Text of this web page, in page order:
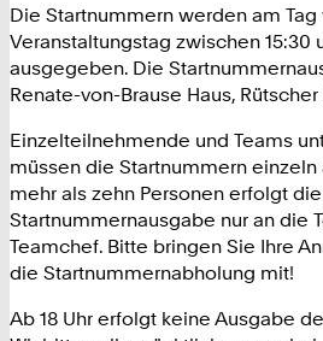
Die Startnummern werden am
Veranstaltungstag zwischen 15:30
ausgegeben. Die
Renate-von-Brause Haus, Rütscher
Einzelteilnehmende und Teams
müssen die Startnummern einzeln
mehr als zehn Personen erfolgt die
Startnummernausgabe nur an die
Teamchef. Bitte bringen Sie Ihre
die Startnummernabholung mit!
Ab 18 Uhr erfolgt keine Ausgabe